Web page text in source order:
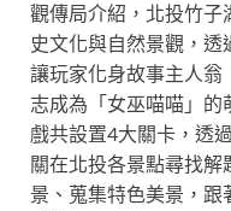
觀傳局介紹，北投竹子
史文化與自然景觀，透
讓玩家化身故事主人翁
志成為「女巫喵喵」
戲共設置4大關卡，透
關在北投各景點尋找解
景、蒐集特色美景，跟